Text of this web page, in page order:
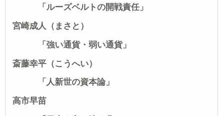
「ルーズベルトの開戦責任」
宮崎成人（まさと）
「強い通貨・弱い通貨」
斎藤幸平（こうへい）
「人新世の資本論」
高市早苗